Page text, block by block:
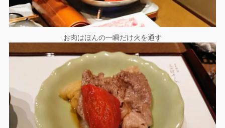
お肉はほんの一瞬だけ火を通す